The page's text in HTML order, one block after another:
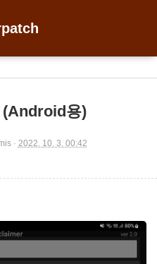
용)
2022. 10. 3. 00:42